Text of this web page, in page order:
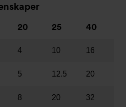
20 25 40
4 10 16
5 12.5 20
8 20 32